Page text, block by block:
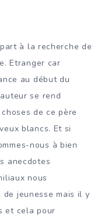
à la recherche de
Etranger car
au début du
se rend
de ce père
blancs. Et si
nous à bien
anecdotes
nous
de jeunesse mais il y
et cela pour